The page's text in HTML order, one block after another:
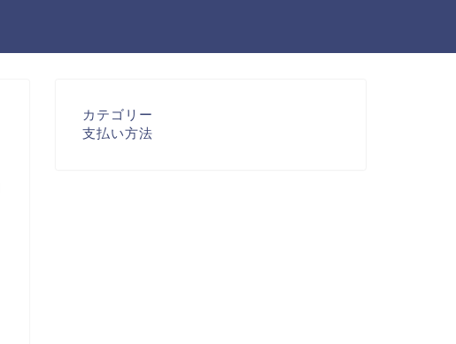
カテゴリー
支払い方法